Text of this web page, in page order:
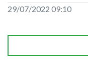
29/07/2022 09:10